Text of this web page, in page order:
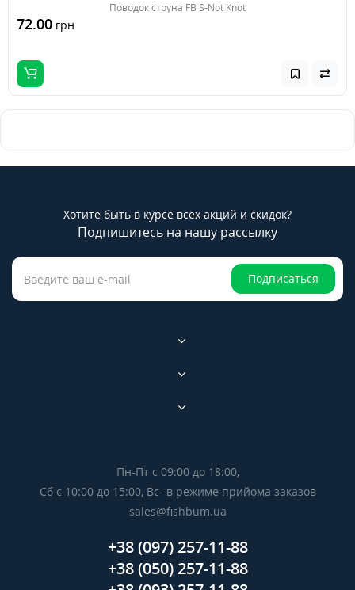
Поводок струна FB S-Not Knot
72.00 грн
Хотите быть в курсе всех акций и скидок?
Подпишитесь на нашу рассылку
Подписаться
Пн-Пт с 09:00 до 18:00,
Сб с 10:00 до 15:00, Вс- в режиме прийома заказов
sales@fishbum.ua
+38 (097) 257-11-88
+38 (050) 257-11-88